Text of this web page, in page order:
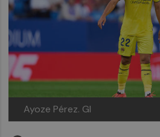
Ayoze Pérez. GI